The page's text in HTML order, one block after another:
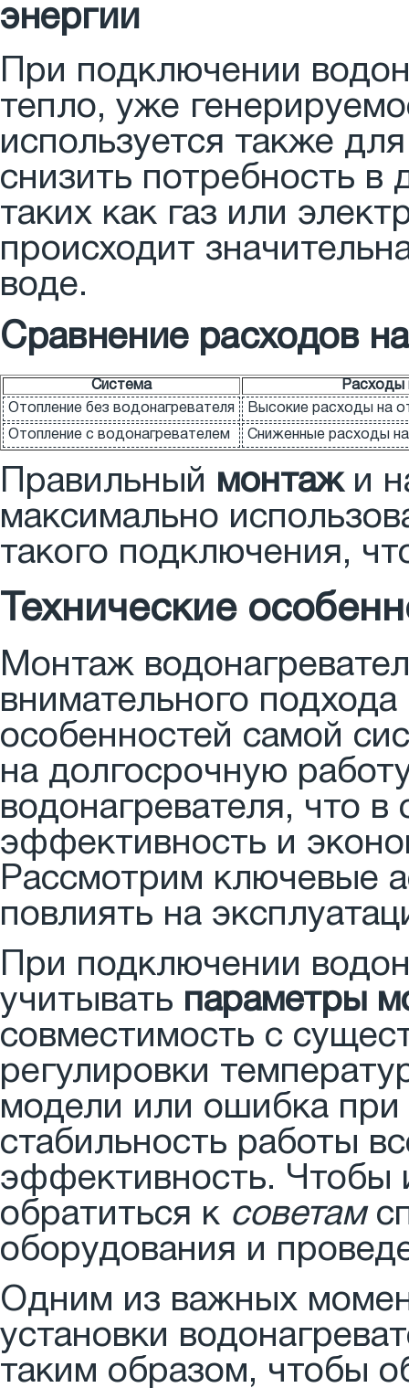
энергии
При подключении
тепло, уже
используется также
снизить потребность в
таких как газ или
происходит
воде.
Сравнение расходов
Система
Расходы
Отопление без водонагревателя
Высокие расходы на
Отопление с водонагревателем Сниженные расходы
Правильный монтажи
максимально
такого подключения,
Технические
Монтаж
внимательного
особенностей самой
на долгосрочную
водонагревателя, что
эффективность и
Рассмотрим ключевые
повлиять на
При подключении
учитывать параметры
совместимость с
регулировки
модели или ошибка при
стабильность работы
эффективность. Чтобы
обратиться к советам
оборудования и
Одним из важных
установки
таким образом, чтобы